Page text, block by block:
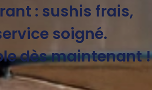
: sushis frais,
soigné.
dès maintenant !